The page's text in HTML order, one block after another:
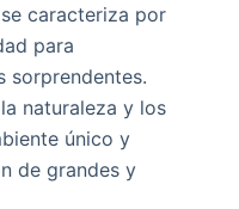
caracteriza por
para
sorprendentes.
naturaleza y los
único y
de grandes y